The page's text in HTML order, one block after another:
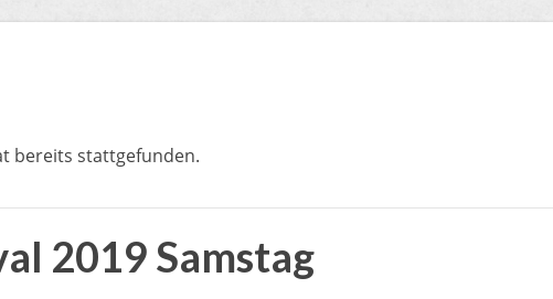
bereits stattgefunden.
2019 Samstag